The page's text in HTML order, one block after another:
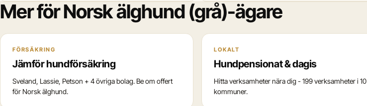
Mer för Norsk älghund (grå)-ägare
FÖRSÄKRING
Jämför hundförsäkring
Sveland, Lassie, Petson + 4 övriga bolag. Be om offert
för Norsk älghund.
LOKALT
Hundpensionat & dagis
Hitta verksamheter nära dig - 199 verksamheter i 10
kommuner.